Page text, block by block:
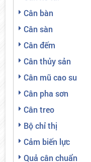
Cân bàn
Cân sàn
Cân đếm
Cân thủy sản
Cân mũ cao su
Cân pha sơn
Cân treo
Bộ chỉ thị
Cảm biến lực
Quả cân chuẩn